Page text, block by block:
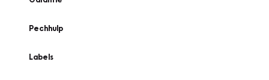
Pechhulp
Labels